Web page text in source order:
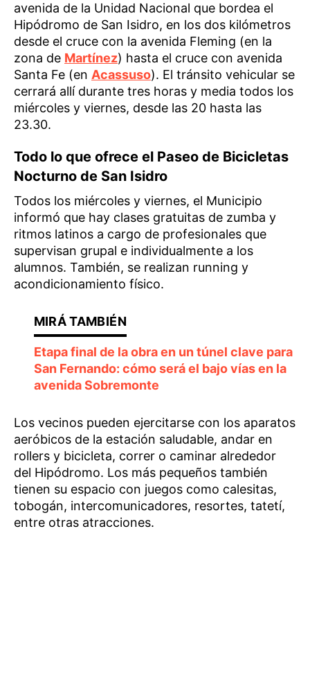
avenida de la Unidad Nacional que bordea el
Hipódromo de San Isidro, en los dos kilómetros
desde el cruce con la avenida Fleming (en la
zona de Martínez) hasta el cruce con avenida
Santa Fe (en Acassuso). El tránsito vehicular se
cerrará allí durante tres horas y media todos los
miércoles y viernes, desde las 20 hasta las
23.30.
Todo lo que ofrece el Paseo de Bicicletas
Nocturno de San Isidro
Todos los miércoles y viernes, el Municipio
informó que hay clases gratuitas de zumba y
ritmos latinos a cargo de profesionales que
supervisan grupal e individualmente a los
alumnos. También, se realizan running y
acondicionamiento físico.
Etapa final de la obra en un túnel clave para
San Fernando: cómo será el bajo vías en la
avenida Sobremonte
Los vecinos pueden ejercitarse con los aparatos
aeróbicos de la estación saludable, andar en
rollers y bicicleta, correr o caminar alrededor
del Hipódromo. Los más pequeños también
tienen su espacio con juegos como calesitas,
tobogán, intercomunicadores, resortes, tatetí,
entre otras atracciones.